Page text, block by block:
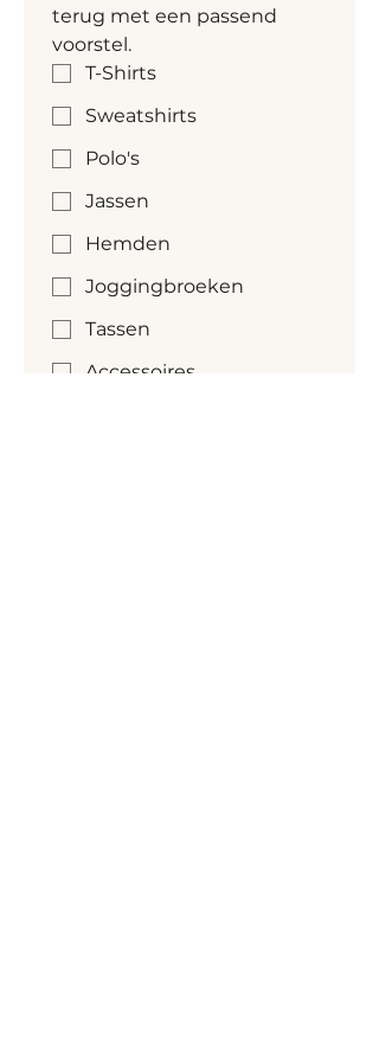
terug met een passend
voorstel.
T-Shirts
Sweatshirts
Polo's
Jassen
Hemden
Joggingbroeken
Tassen
Accessoires